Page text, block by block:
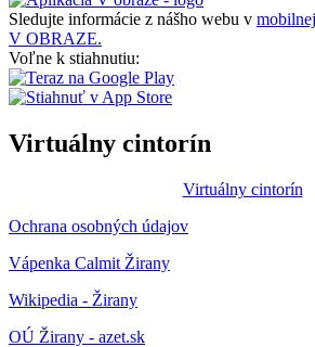
Sledujte informácie z nášho webu v
V OBRAZE.
Voľne k stiahnutiu:
Virtuálny cintorín
Virtuálny cintorín
Ochrana osobných údajov
Vápenka Calmit Žirany
Wikipedia - Žirany
OÚ Žirany - azet.sk